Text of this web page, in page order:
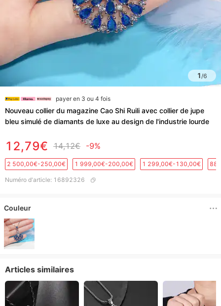
1/6
payer en 3 ou 4 fois
Nouveau collier du magazine Cao Shi Ruili avec collier de jupe
bleu simulé de diamants de luxe au design de l'industrie lourde
12,79€ 14,12€ -9%
2 500,00€-250,00€ 1 999,00€-200,00€ 1 299,00€-130,00€
Numéro d'article: 16892326
Couleur
Articles similaires